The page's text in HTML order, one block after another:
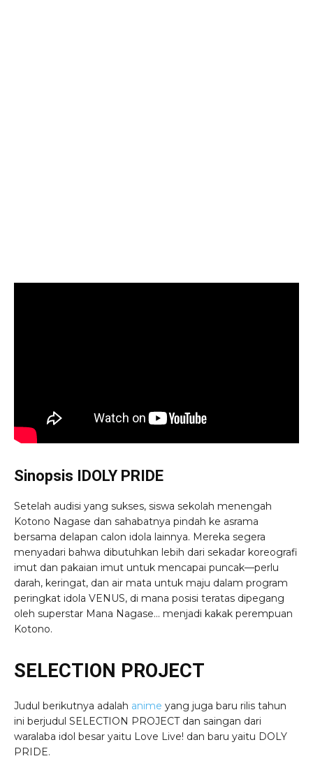
Sinopsis IDOLY PRIDE
Setelah audisi yang sukses, siswa sekolah menengah
Kotono Nagase dan sahabatnya pindah ke asrama
bersama delapan calon idola lainnya. Mereka segera
menyadari bahwa dibutuhkan lebih dari sekadar koreografi
imut dan pakaian imut untuk mencapai puncak—perlu
darah, keringat, dan air mata untuk maju dalam program
peringkat idola VENUS, di mana posisi teratas dipegang
oleh superstar Mana Nagase… menjadi kakak perempuan
Kotono.
SELECTION PROJECT
Judul berikutnya adalah anime yang juga baru rilis tahun
ini berjudul SELECTION PROJECT dan saingan dari
waralaba idol besar yaitu Love Live! dan baru yaitu DOLY
PRIDE.